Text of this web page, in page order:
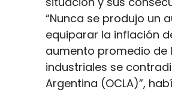
“Nunca se produjo un
equiparar la inflación
aumento promedio de
industriales se
Argentina (OCLA)”,